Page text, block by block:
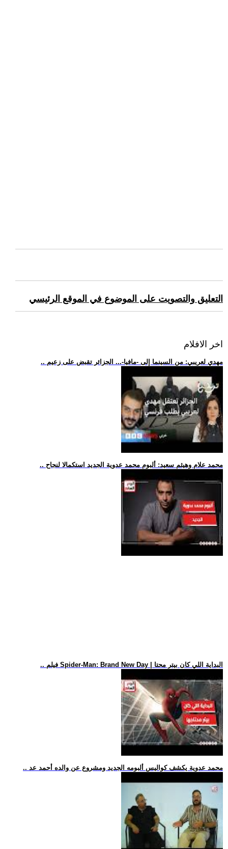
التعليق والتصويت على الموضوع في الموقع الرئيسي
اخر الافلام
.. مهدي لعريبي: من السينما إلى -مافيا-... الجزائر تقبض على زعيم
.. محمد علام وهيثم سعيد: ألبوم محمد عدوية الجديد استكمالا لنجاح
.. فيلم Spider-Man: Brand New Day | البداية اللي كان بيتر محتا
.. محمد عدوية يكشف كواليس ألبومه الجديد ومشروع عن والده أحمد عد